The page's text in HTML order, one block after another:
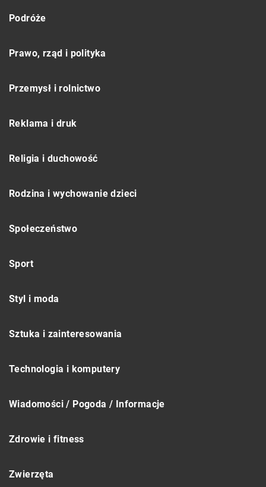
Podróże
Prawo, rząd i polityka
Przemysł i rolnictwo
Reklama i druk
Religia i duchowość
Rodzina i wychowanie dzieci
Społeczeństwo
Sport
Styl i moda
Sztuka i zainteresowania
Technologia i komputery
Wiadomości / Pogoda / Informacje
Zdrowie i fitness
Zwierzęta